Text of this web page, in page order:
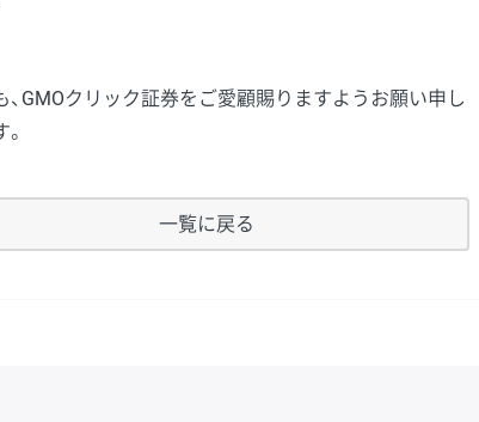
、GMOクリック証券をご愛顧賜りますようお願い申し
一覧に戻る